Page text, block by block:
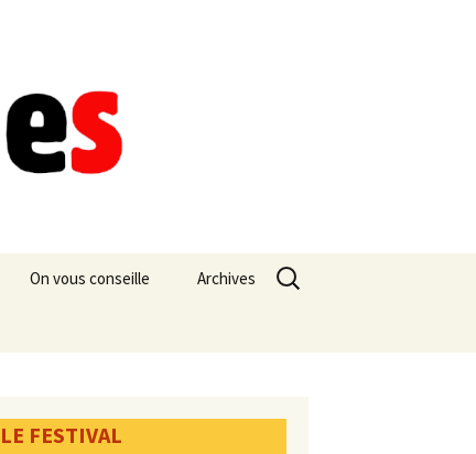
On vous conseille Archives
Rechercher :
LE FESTIVAL